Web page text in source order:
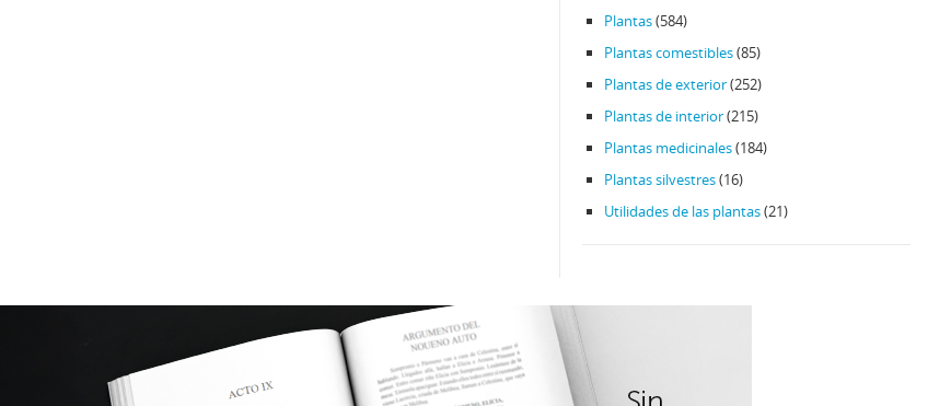
Plantas(584)
Plantas comestibles(85)
Plantas de exterior(252)
Plantas de interior(215)
Plantas medicinales(184)
Plantas silvestres(16)
Utilidades de las plantas(21)